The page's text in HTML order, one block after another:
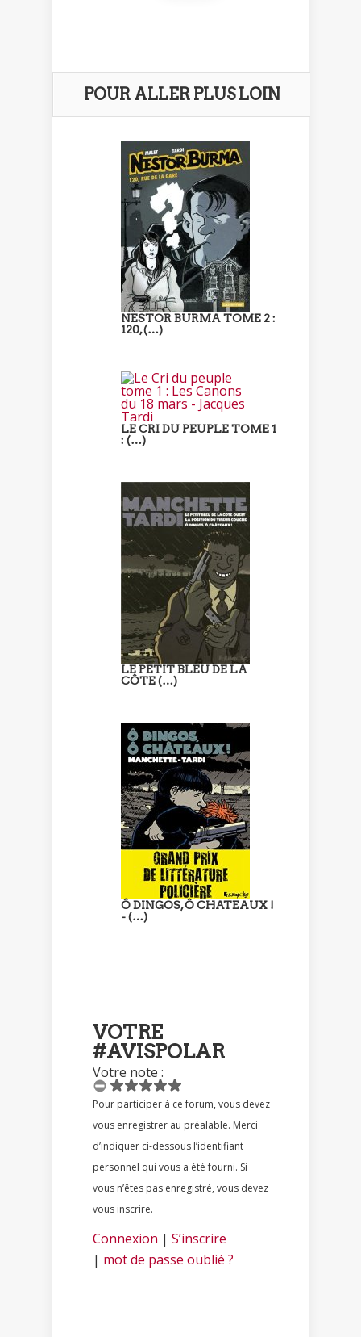
POUR ALLER PLUS LOIN
NESTOR BURMA TOME 2 :
120, (…)
LE CRI DU PEUPLE TOME 1
: (…)
LE PETIT BLEU DE LA
CÔTE (…)
Ô DINGOS, Ô CHATEAUX !
- (…)
VOTRE
#AVISPOLAR
Votre note :
Pour participer à ce forum, vous devez
vous enregistrer au préalable. Merci
d’indiquer ci-dessous l’identifiant
personnel qui vous a été fourni. Si
vous n’êtes pas enregistré, vous devez
vous inscrire.
Connexion | S’inscrire
| mot de passe oublié ?